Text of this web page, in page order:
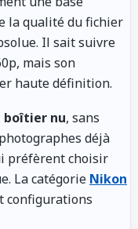
la qualité du fichier
Il sait suivre
mais son
haute définition.
boîtier nu, sans
déjà
préfèrent choisir
La catégorie Nikon
configurations